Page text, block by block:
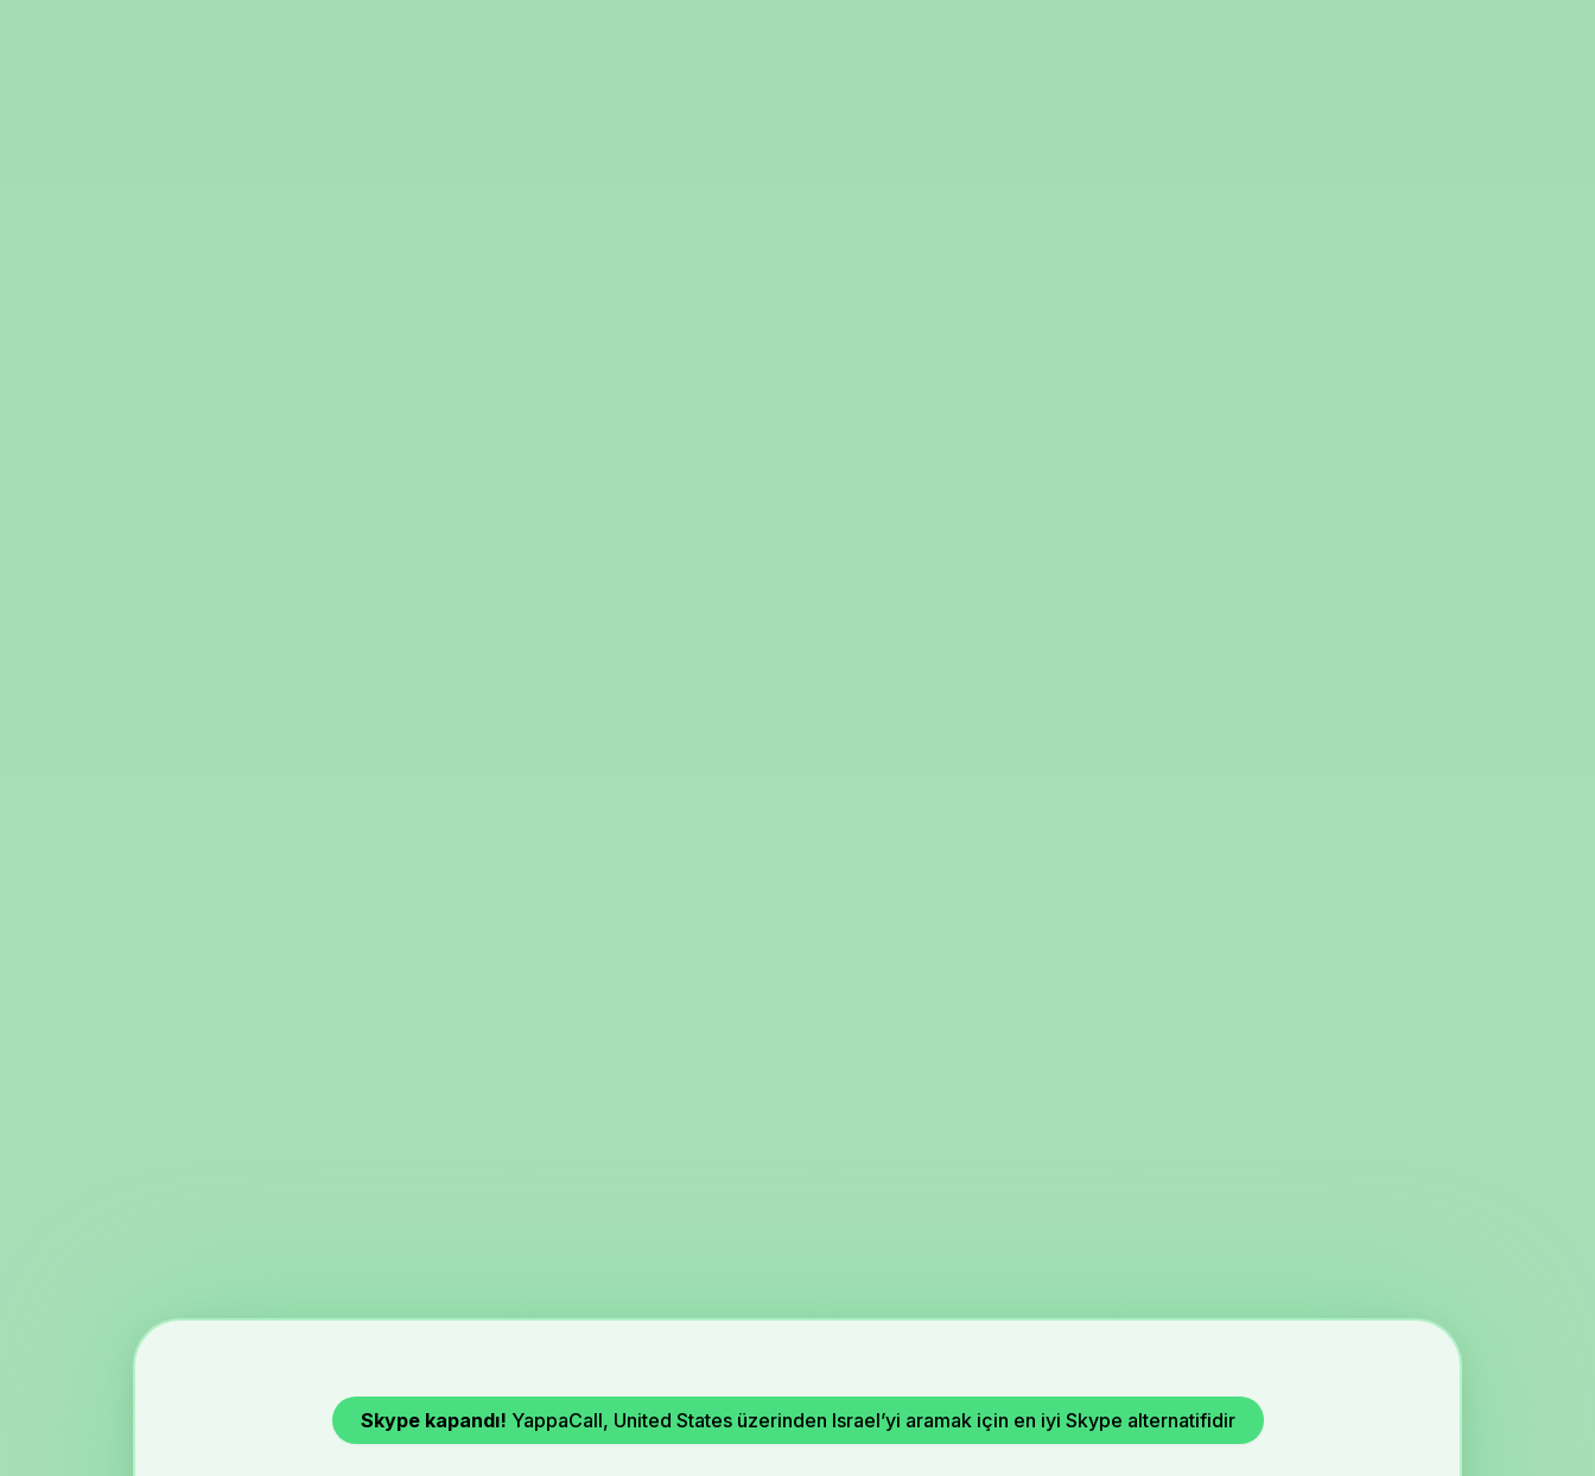
Skype kapandı! YappaCall, United States üzerinden Israel’yi aramak için en iyi Skype alternatifidir